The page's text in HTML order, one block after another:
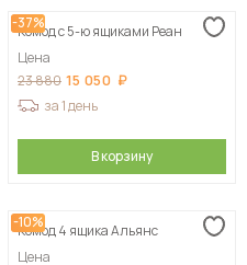
-37%
Комод с 5-ю ящиками Реан
Цена
23 880 15 050
за 1 день
В корзину
-10%
Комод 4 ящика Альянс
Цена